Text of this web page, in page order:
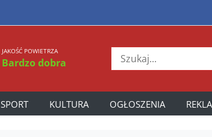
JAKOŚĆ POWIETRZA
Bardzo dobra
SPORT KULTURA OGŁOSZENIA